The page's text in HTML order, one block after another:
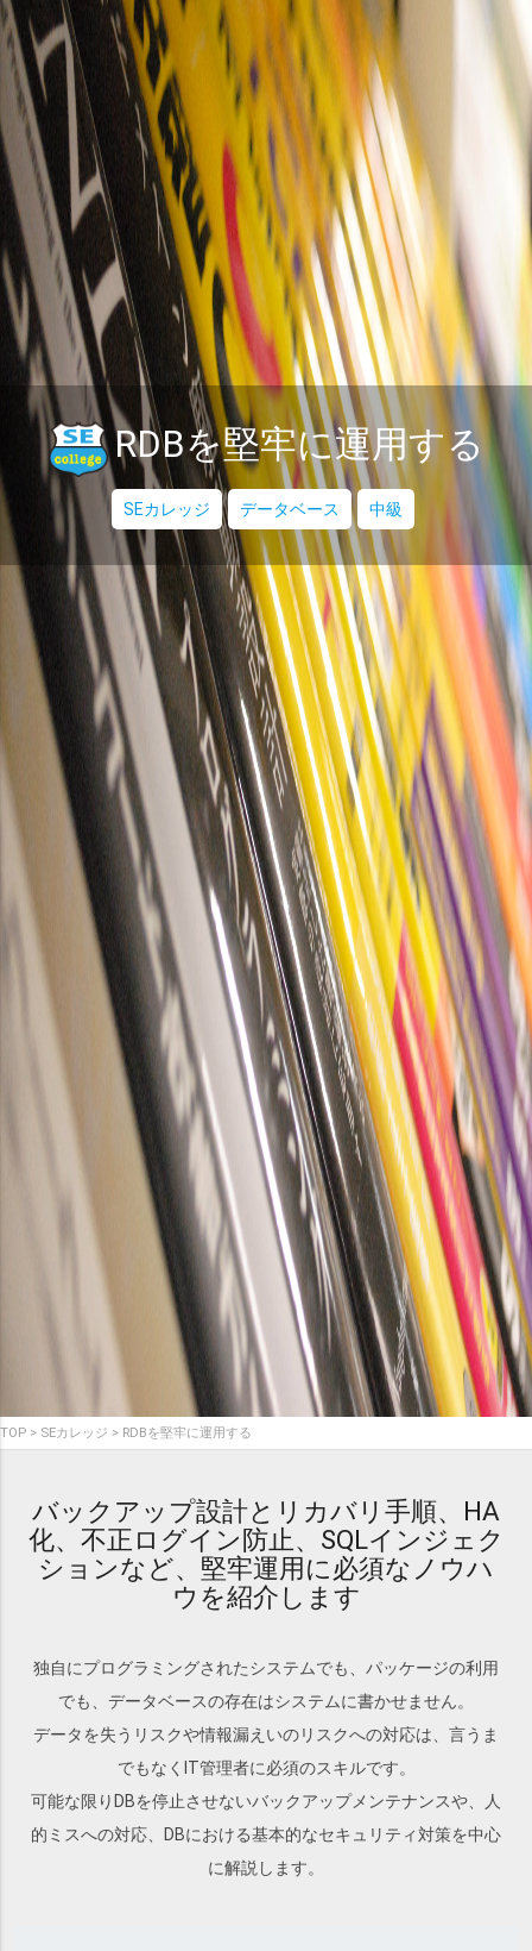
RDBを堅牢に運用する
SEカレッジ データベース 中級
TOP SEカレッジ RDBを堅牢に運用する
バックアップ設計とリカバリ手順、HA
化、不正ログイン防止、SQLインジェク
ションなど、堅牢運用に必須なノウハ
ウを紹介します
独自にプログラミングされたシステムでも、パッケージの利用
でも、データベースの存在はシステムに書かせません。
データを失うリスクや情報漏えいのリスクへの対応は、言うま
でもなくIT管理者に必須のスキルです。
可能な限りDBを停止させないバックアップメンテナンスや、人
的ミスへの対応、DBにおける基本的なセキュリティ対策を中心
に解説します。